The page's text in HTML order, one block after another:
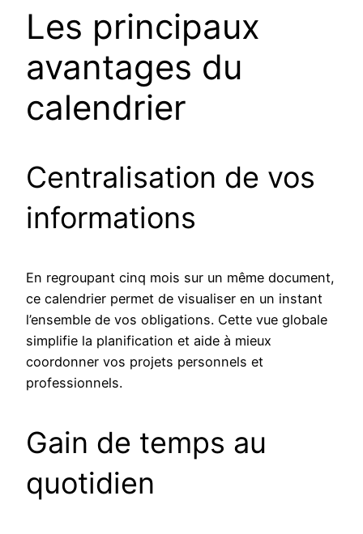
Les principaux
avantages du
calendrier
Centralisation de vos
informations
En regroupant cinq mois sur un même document,
ce calendrier permet de visualiser en un instant
l’ensemble de vos obligations. Cette vue globale
simplifie la planification et aide à mieux
coordonner vos projets personnels et
professionnels.
Gain de temps au
quotidien